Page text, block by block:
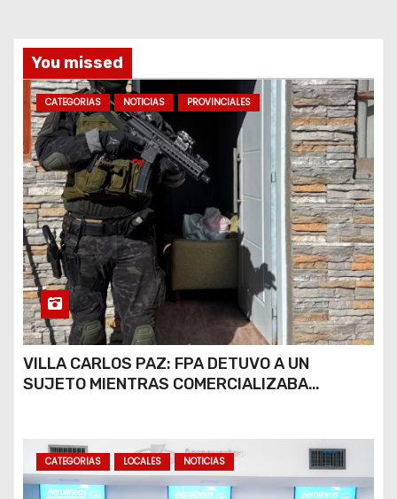
s
You missed
CATEGORIAS NOTICIAS PROVINCIALES
VILLA CARLOS PAZ: FPA DETUVO A UN
SUJETO MIENTRAS COMERCIALIZABA
CATEGORIAS LOCALES NOTICIAS